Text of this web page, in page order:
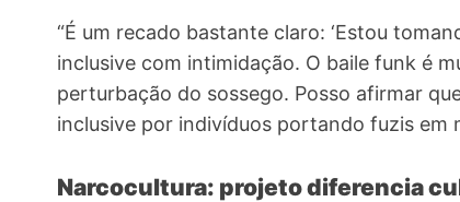
“É um recado bastante claro: ‘Estou
inclusive com intimidação. O baile funk é
perturbação do sossego. Posso afirmar
inclusive por indivíduos portando fuzis em
Narcocultura: projeto diferencia